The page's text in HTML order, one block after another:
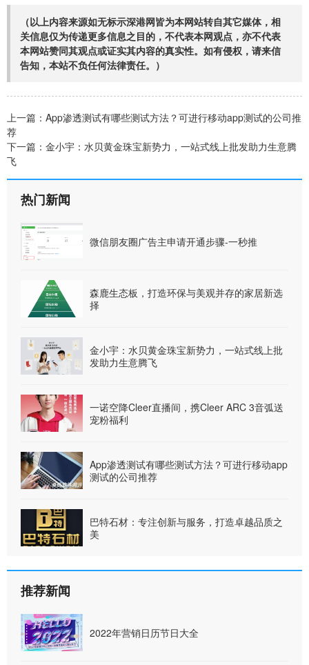
（以上内容来源如无标示深港网皆为本网站转自其它媒体，相
关信息仅为传递更多信息之目的，不代表本网观点，亦不代表
本网站赞同其观点或证实其内容的真实性。如有侵权，请来信
告知，本站不负任何法律责任。）
上一篇： App渗透测试有哪些测试方法？可进行移动app测试的公司推
荐
下一篇： 金小宇：水贝黄金珠宝新势力，一站式线上批发助力生意腾
飞
热门新闻
微信朋友圈广告主申请开通步骤-一秒推
森鹿生态板，打造环保与美观并存的家居新选
择
金小宇：水贝黄金珠宝新势力，一站式线上批
发助力生意腾飞
一诺空降Cleer直播间，携Cleer ARC 3音弧送
宠粉福利
App渗透测试有哪些测试方法？可进行移动app
测试的公司推荐
巴特石材：专注创新与服务，打造卓越品质之
美
推荐新闻
2022年营销日历节日大全